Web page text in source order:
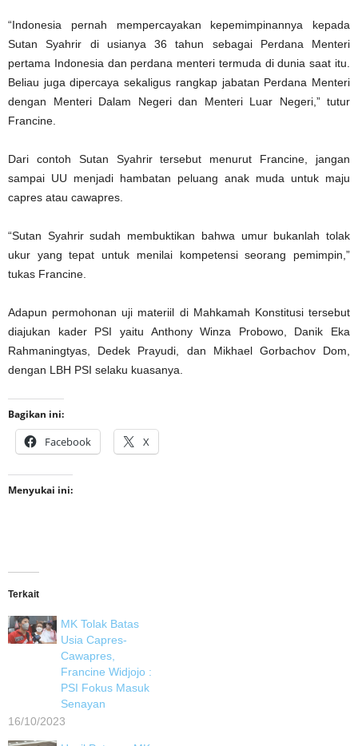
“Indonesia pernah mempercayakan kepemimpinannya kepada
Sutan Syahrir di usianya 36 tahun sebagai Perdana Menteri
pertama Indonesia dan perdana menteri termuda di dunia saat itu.
Beliau juga dipercaya sekaligus rangkap jabatan Perdana Menteri
dengan Menteri Dalam Negeri dan Menteri Luar Negeri,” tutur
Francine.
Dari contoh Sutan Syahrir tersebut menurut Francine, jangan
sampai UU menjadi hambatan peluang anak muda untuk maju
capres atau cawapres.
“Sutan Syahrir sudah membuktikan bahwa umur bukanlah tolak
ukur yang tepat untuk menilai kompetensi seorang pemimpin,”
tukas Francine.
Adapun permohonan uji materiil di Mahkamah Konstitusi tersebut
diajukan kader PSI yaitu Anthony Winza Probowo, Danik Eka
Rahmaningtyas, Dedek Prayudi, dan Mikhael Gorbachov Dom,
dengan LBH PSI selaku kuasanya.
Bagikan ini:
Facebook X
Menyukai ini:
Terkait
MK Tolak Batas
Usia Capres-
Cawapres,
Francine Widjojo :
PSI Fokus Masuk
Senayan
16/10/2023